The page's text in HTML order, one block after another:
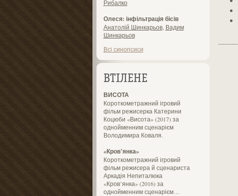
Рибалко
Олеся: інфільтрація бісів
Анатолій Шинкарьов, Вадим
Шинкарьов
Всі синопсиси
ВТІЛЕНЕ
ВИСОТА
Короткометражний ігровий
фільм режисерка Катерини
Коцюби «Висота» (2017) за
однойменним сценарієм
Володимира Коваля.
«Кров’янка»
Короткометражний ігровий
фільм режисера й сценариста
Аркадія Непиталюка
«Кров’янка» (2016) за
однойменним сценарієм…